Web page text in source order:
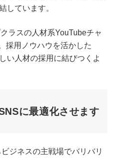
しています。
ラスの人材系YouTubeチャ
採用ノウハウを活かした
い人材の採用に結びつくよ
に最適化させます
ジネスの主戦場でバリバリ